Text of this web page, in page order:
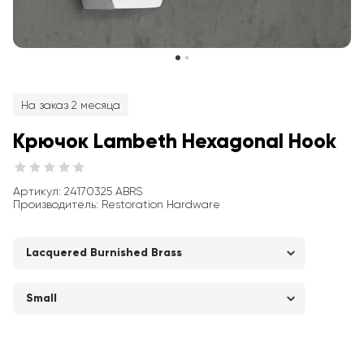
На заказ 2 месяца
Крючок Lambeth Hexagonal Hook
Артикул: 24170325 ABRS
Производитель: Restoration Hardware
Lacquered Burnished Brass
Small